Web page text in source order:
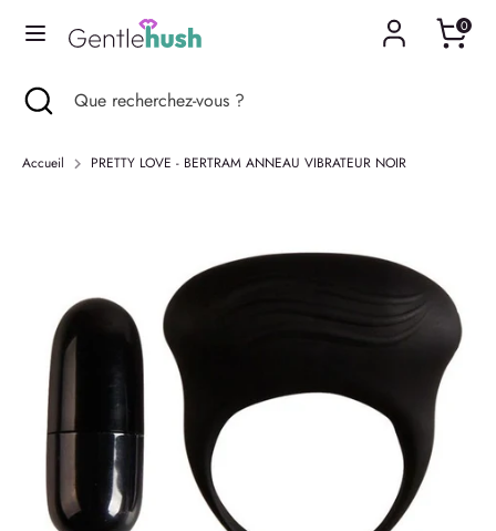
0
LangueFrançais
Recherche
Que
vous
Recherche
Que
?
Fermer
Accueil PRETTY LOVE - BERTRAM ANNEAU VIBRATEUR NOIR